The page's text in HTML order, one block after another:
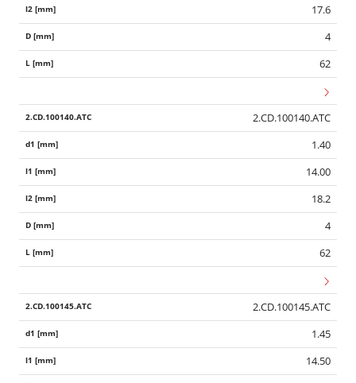
17.6
4
62
2.CD.100140.ATC
1.40
14.00
18.2
4
62
2.CD.100145.ATC
1.45
14.50